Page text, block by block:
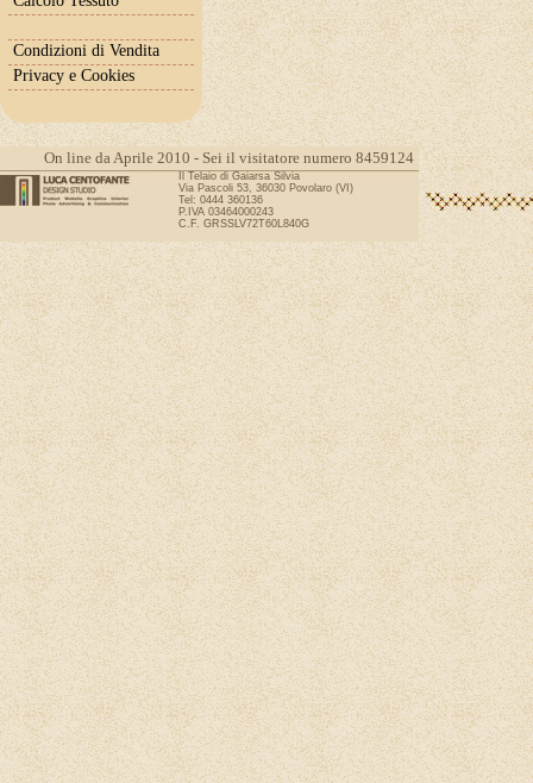
Condizioni di Vendita
Privacy e Cookies
On line da Aprile 2010 - Sei il visitatore numero 8459124
Il Telaio di Gaiarsa Silvia
Via Pascoli 53, 36030 Povolaro (VI)
Tel: 0444 360136
P.IVA 03464000243
C.F. GRSSLV72T60L840G